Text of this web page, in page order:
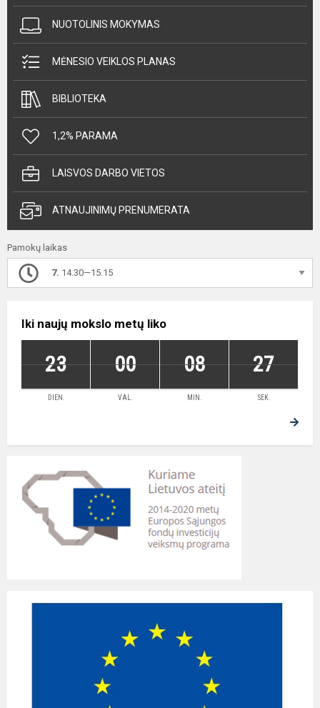
NUOTOLINIS MOKYMAS
MĖNESIO VEIKLOS PLANAS
BIBLIOTEKA
1,2% PARAMA
LAISVOS DARBO VIETOS
ATNAUJINIMŲ PRENUMERATA
Pamokų laikas
7. 14.30—15.15
Iki naujų mokslo metų liko
23 00 08 26
DIEN. VAL. MIN. SEK.